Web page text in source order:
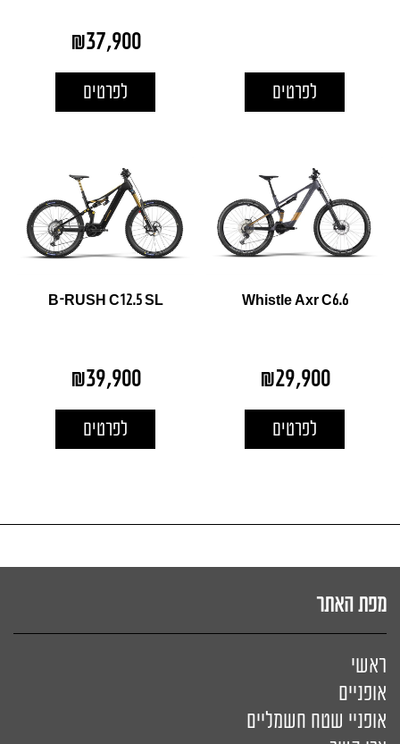
לפרטים
₪37,900
לפרטים
Whistle Axr C6.6
₪29,900
לפרטים
B-RUSH C12.5 SL
₪39,900
לפרטים
מפת האתר
ראשי
אופניים
אופניי שטח חשמליים